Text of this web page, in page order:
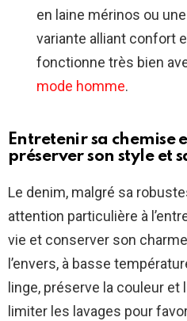
en laine mérinos ou
variante alliant confort
fonctionne très bien
mode homme.
Entretenir sa chemise
préserver son style et
Le denim, malgré sa
attention particulière à
vie et conserver son
l’envers, à basse
linge, préserve la couleur
limiter les lavages pour